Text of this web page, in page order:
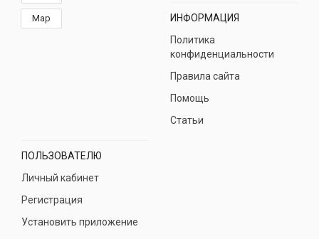
Map
ИНФОРМАЦИЯ
Политика
конфиденциальности
Правила сайта
Помощь
Статьи
ПОЛЬЗОВАТЕЛЮ
Личный кабинет
Регистрация
Установить приложение